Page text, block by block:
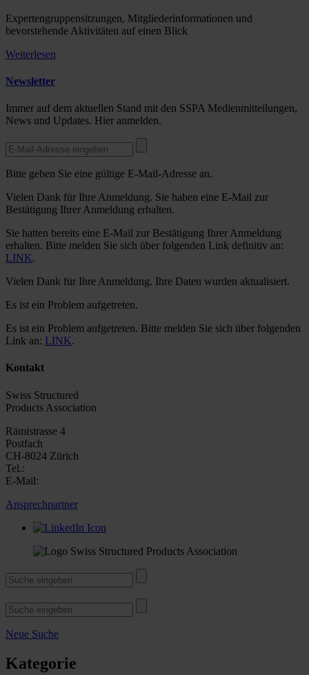
Expertengruppensitzungen, Mitgliederinformationen und
bevorstehende Aktivitäten auf einen Blick
Weiterlesen
Newsletter
Immer auf dem aktuellen Stand mit den SSPA Medienmitteilungen,
News und Updates. Hier anmelden.
Bitte geben Sie eine gültige E-Mail-Adresse an.
Vielen Dank für Ihre Anmeldung. Sie haben eine E-Mail zur
Bestätigung Ihrer Anmeldung erhalten.
Sie hatten bereits eine E-Mail zur Bestätigung Ihrer Anmeldung
erhalten. Bitte melden Sie sich über folgenden Link definitiv an:
LINK.
Vielen Dank für Ihre Anmeldung. Ihre Daten wurden aktualisiert.
Es ist ein Problem aufgetreten.
Es ist ein Problem aufgetreten. Bitte melden Sie sich über folgenden
Link an: LINK.
Kontakt
Swiss Structured
Products Association
Rämistrasse 4
Postfach
CH-8024 Zürich
Tel.:
E-Mail:
Ansprechpartner
Neue Suche
Kategorie